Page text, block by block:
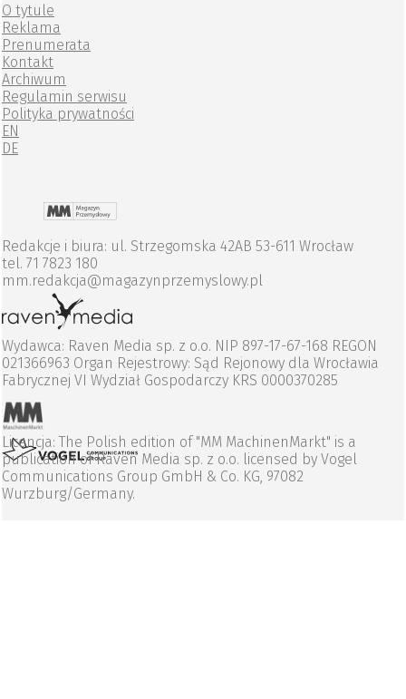
O tytule
Reklama
Prenumerata
Kontakt
Archiwum
Regulamin serwisu
Polityka prywatności
EN
DE
Redakcje i biura: ul. Strzegomska 42AB 53-611 Wrocław
tel. 71 7823 180
mm.redakcja@magazynprzemyslowy.pl
Wydawca: Raven Media sp. z o.o. NIP 897-17-67-168 REGON
021366963 Organ Rejestrowy: Sąd Rejonowy dla Wrocławia
Fabrycznej VI Wydział Gospodarczy KRS 0000370285
Licencja: The Polish edition of "MM MachinenMarkt" is a
publication of Raven Media sp. z o.o. licensed by Vogel
Communications Group GmbH & Co. KG, 97082
Wurzburg/Germany.